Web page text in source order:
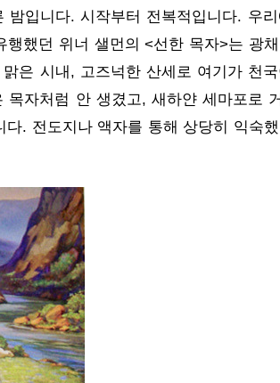
입니다. 시작부터 전복적입니다. 우
했던 위너 샐먼의 <선한 목자>는 광
은 시내, 고즈넉한 산세로 여기가 천
자처럼 안 생겼고, 새하얀 세마포로
. 전도지나 액자를 통해 상당히 익숙